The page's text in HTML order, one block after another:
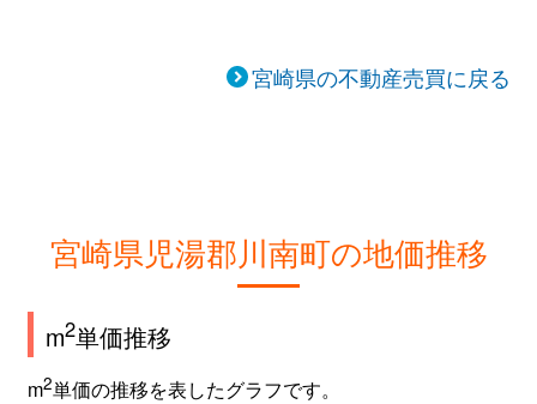
宮崎県の不動産売買に戻る
宮崎県児湯郡川南町の地価推移
m2単価推移
m2単価の推移を表したグラフです。